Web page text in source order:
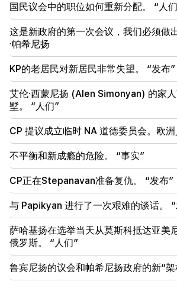
20:38
你是谁，居然用泳池的名字来称呼天
（视频）
20:20
钱会像河流一样流动。这三个生肖八月
国民议会中的职位如何重新分配。 “人
这是新政府的第一次会议，我们必须做
·帕希尼扬
KP的老居民对新居民非常失望。 “发布”
艾伦·西蒙尼扬 (Alen Simonyan) 的家
墅。 “人们”
CP 提议成立临时 NA 道德委员会。欧
不平衡和新成瘾的危险。 “事实”
CP正在Stepanavan准备复仇。 “发布”
与 Papikyan 进行了一次艰难的谈话。
萨哈基扬在选举当天从莫斯科抵达亚美
俄罗斯。 “人们”
鲁宾尼扬的议会和帕希尼扬政府的新“架